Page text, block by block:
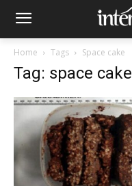
Home Tags Space cake
Tag: space cake